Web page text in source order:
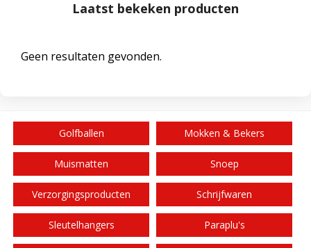
Laatst bekeken producten
Geen resultaten gevonden.
Golfballen Mokken & Bekers
Muismatten Snoep
Verzorgingsproducten Schrijfwaren
Sleutelhangers Paraplu's